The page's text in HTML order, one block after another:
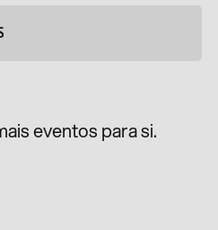
eventos para si.